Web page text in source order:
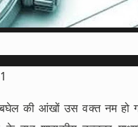
की आंखों उस वक्त नम हो